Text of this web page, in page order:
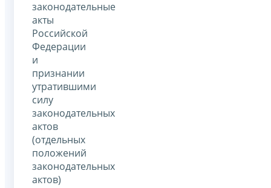
законодательные
акты
Российской
Федерации
и
признании
утратившими
силу
законодательных
актов
(отдельных
положений
законодательных
актов)